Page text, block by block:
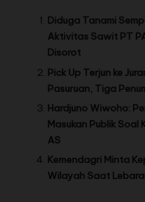
Diduga Tanami
Aktivitas Sawit PT
Disorot
Pick Up Terjun ke
Pasuruan, Tiga
Hardjuno Wiwoho:
Masukan Publik Soal
AS
Kemendagri Minta
Wilayah Saat